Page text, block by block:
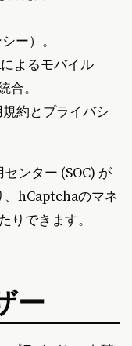
ー）。
よるモバイル
合。
約とプライバシ
ンター (SOC) が
、hCaptchaのマネ
りできます。
ー